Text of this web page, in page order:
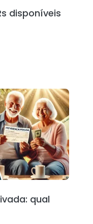
disponíveis
qual